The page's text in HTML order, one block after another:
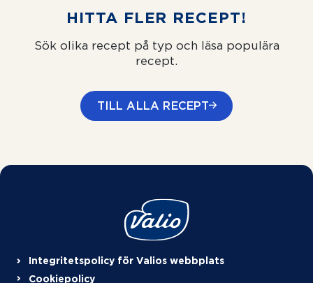
HITTA FLER RECEPT!
Sök olika recept på typ och läsa populära
recept.
TILL ALLA RECEPT
Integritetspolicy för Valios webbplats
Cookiepolicy